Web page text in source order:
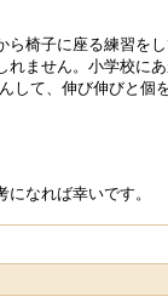
ら椅子に座る練習を
れません。小学校に
して、伸び伸びと個
なれば幸いです。